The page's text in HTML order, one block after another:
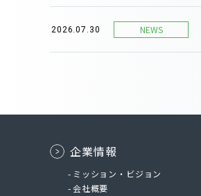
2026.07.30 NEWS
企業情報
ミッション・ビジョン
会社概要